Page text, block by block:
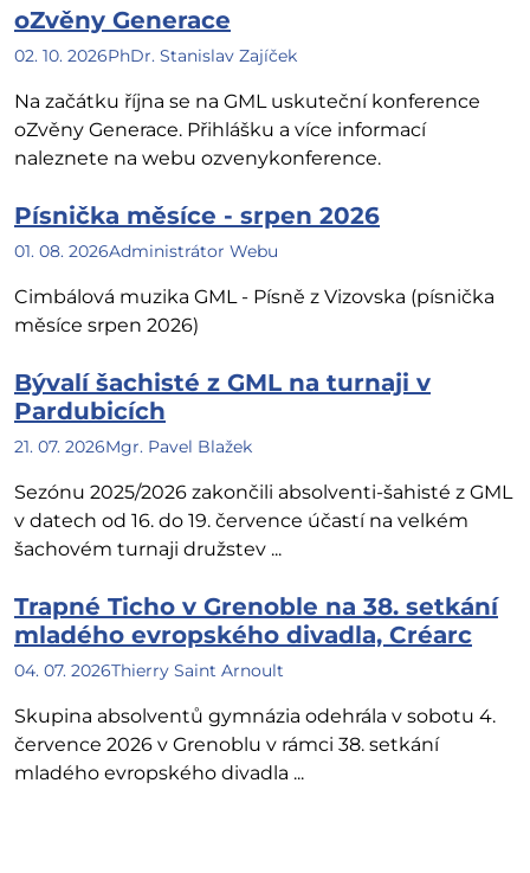
oZvěny Generace
02. 10. 2026PhDr. Stanislav Zajíček
Na začátku října se na GML uskuteční konference
oZvěny Generace. Přihlášku a více informací
naleznete na webu ozvenykonference.
Písnička měsíce - srpen 2026
01. 08. 2026Administrátor Webu
Cimbálová muzika GML - Písně z Vizovska (písnička
měsíce srpen 2026)
Bývalí šachisté z GML na turnaji v
Pardubicích
21. 07. 2026Mgr. Pavel Blažek
Sezónu 2025/2026 zakončili absolventi-šahisté z GML
v datech od 16. do 19. července účastí na velkém
šachovém turnaji družstev ...
Trapné Ticho v Grenoble na 38. setkání
mladého evropského divadla, Créarc
04. 07. 2026Thierry Saint Arnoult
Skupina absolventů gymnázia odehrála v sobotu 4.
července 2026 v Grenoblu v rámci 38. setkání
mladého evropského divadla ...